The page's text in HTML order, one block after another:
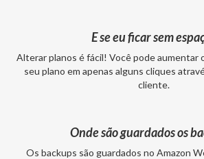
E se eu ficar sem
Alterar planos é fácil! Você pode aumentar
seu plano em apenas alguns cliques
cliente.
Onde são guardados os
Os backups são guardados no Amazon